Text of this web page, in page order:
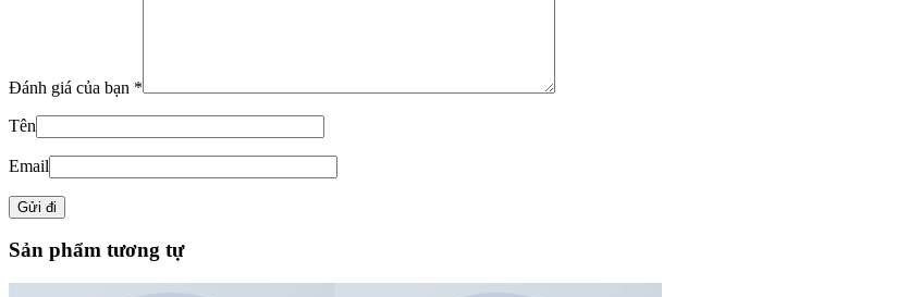
Đánh giá của bạn *
Tên
Email
Sản phẩm tương tự